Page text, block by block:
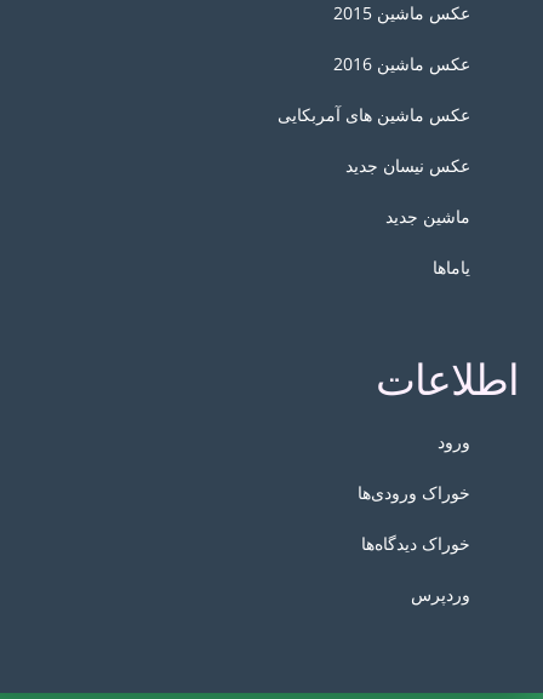
عکس ماشین 2015
عکس ماشین 2016
عکس ماشین های آمربکایی
عکس نیسان جدید
ماشین جدید
یاماها
اطلاعات
ورود
خوراک ورودی‌ها
خوراک دیدگاه‌ها
وردپرس